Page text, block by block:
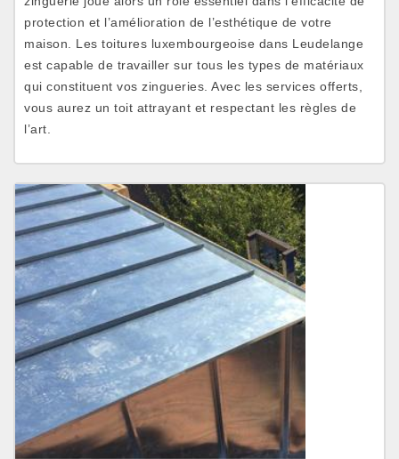
protection et l’amélioration de l’esthétique de votre
maison. Les toitures luxembourgeoise dans Leudelange
est capable de travailler sur tous les types de matériaux
qui constituent vos zingueries. Avec les services offerts,
vous aurez un toit attrayant et respectant les règles de
l’art.